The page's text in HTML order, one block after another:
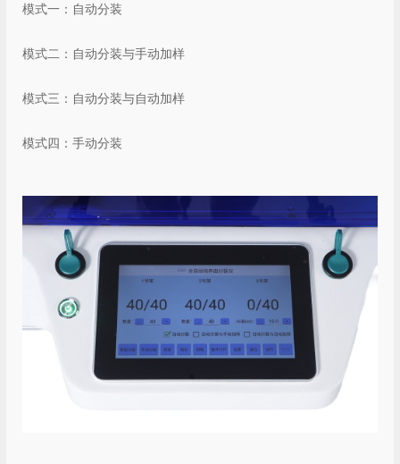
模式一：自动分装
模式二：自动分装与手动加样
模式三：自动分装与自动加样
模式四：手动分装